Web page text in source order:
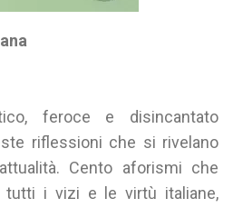
feroce e disincantato
riflessioni che si rivelano
Cento aforismi che
tutti i vizi e le virtù italiane,